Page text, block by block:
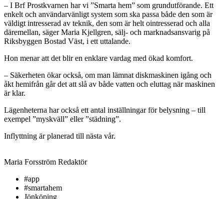
– I Brf Prostkvarnen har vi ”Smarta hem” som grundutförande. Ett
enkelt och användarvänligt system som ska passa både den som är
väldigt intresserad av teknik, den som är helt ointresserad och alla
däremellan, säger Maria Kjellgren, sälj- och marknadsansvarig på
Riksbyggen Bostad Väst, i ett uttalande.
Hon menar att det blir en enklare vardag med ökad komfort.
– Säkerheten ökar också, om man lämnat diskmaskinen igång och
åkt hemifrån går det att slå av både vatten och eluttag när maskinen
är klar.
Lägenheterna har också ett antal inställningar för belysning – till
exempel ”myskväll” eller ”städning”.
Inflyttning är planerad till nästa vår.
Maria Forsström Redaktör
#app
#smartahem
Jönköping